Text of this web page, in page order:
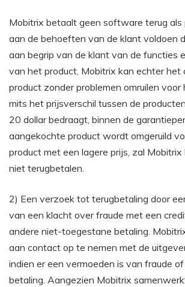
Mobitrix betaalt geen software terug als
aan de behoeften van de klant voldoen
aan begrip van de klant van de functies
van het product. Mobitrix kan echter het
product zonder problemen omruilen voor
mits het prijsverschil tussen de
20 dollar bedraagt, binnen de
aangekochte product wordt omgeruild
product met een lagere prijs, zal
niet terugbetalen.
2) Een verzoek tot terugbetaling door
van een klacht over fraude met een
andere niet-toegestane betaling.
aan contact op te nemen met de
indien er een vermoeden is van fraude
betaling. Aangezien Mobitrix